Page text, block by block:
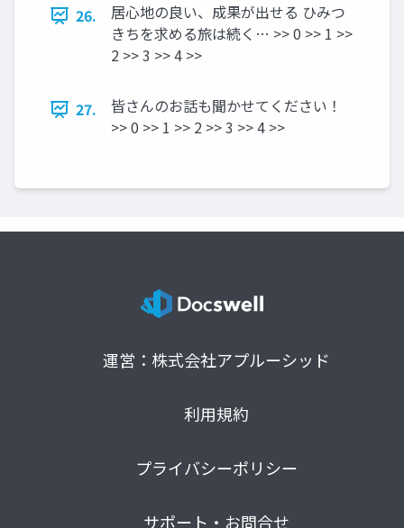
26.
居心地の良い、成果が出せる ひみつ
きちを求める旅は続く… >> 0 >> 1 >>
2 >> 3 >> 4 >>
27.
皆さんのお話も聞かせてください！
>> 0 >> 1 >> 2 >> 3 >> 4 >>
運営：株式会社アプルーシッド
利用規約
プライバシーポリシー
サポート・お問合せ